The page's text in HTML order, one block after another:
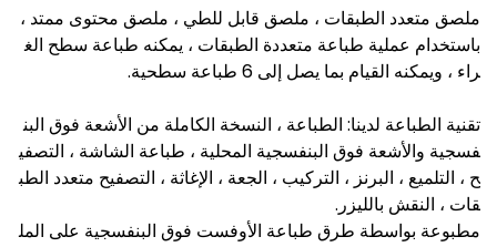
ملصق متعدد الطبقات ، ملصق قابل للطي ، ملصق محتوى ممتد ،
باستخدام عملية طباعة متعددة الطبقات ، يمكنه طباعة سطح الغ
راء ، ويمكنه القيام بما يصل إلى 6 طباعة سطحية.
تقنية الطباعة لدينا: الطباعة ، النسخة الكاملة من الأشعة فوق البن
فسجية والأشعة فوق البنفسجية المحلية ، طباعة الشاشة ، التصفي
ح ، التلميع ، البرنز ، التركيب ، الجعة ، الإغاثة ، التصفيح متعدد الطب
قات ، النقش بالليزر.
مطبوعة بواسطة طرق طباعة الأوفست فوق البنفسجية على المل